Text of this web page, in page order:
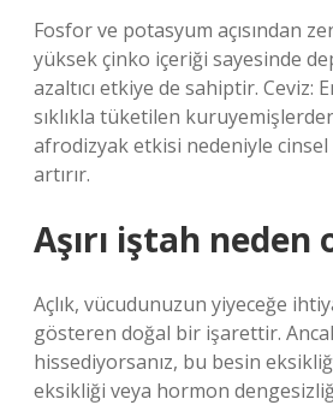
Fosfor ve potasyum açısından
yüksek çinko içeriği sayesinde
azaltıcı etkiye de sahiptir. Ceviz:
sıklıkla tüketilen
afrodizyak etkisi nedeniyle
artırır.
Aşırı iştah neden
Açlık, vücudunuzun yiyeceğe
gösteren doğal bir işarettir.
hissediyorsanız, bu besin
eksikliği veya hormon